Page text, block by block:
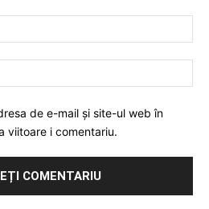
de e-mail și site-ul web în
viitoare i comentariu.